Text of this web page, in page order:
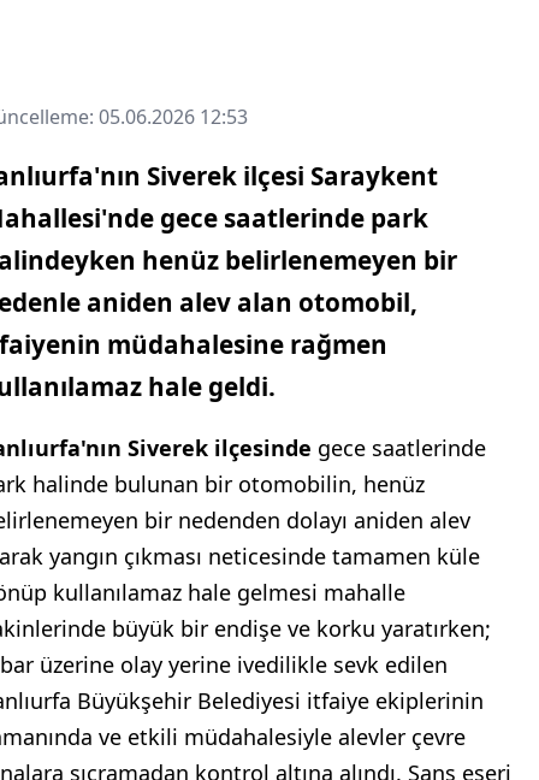
05.06.2026 12:53
Siverek ilçesi Saraykent
gece saatlerinde park
henüz belirlenemeyen bir
aniden alev alan otomobil,
müdahalesine rağmen
hale geldi.
Siverek ilçesinde gece saatlerinde
halinde bulunan bir otomobilin, henüz
bir nedenden dolayı aniden alev
yangın çıkması neticesinde tamamen küle
kullanılamaz hale gelmesi mahalle
büyük bir endişe ve korku yaratırken;
üzerine olay yerine ivedilikle sevk edilen
Büyükşehir Belediyesi itfaiye ekiplerinin
ve etkili müdahalesiyle alevler çevre
sıçramadan kontrol altına alındı. Şans eseri